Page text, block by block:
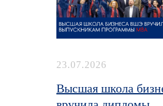
23.07.2026
Высшая школа